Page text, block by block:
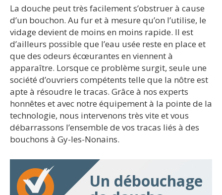
La douche peut très facilement s’obstruer à cause
d’un bouchon. Au fur et à mesure qu’on l’utilise, le
vidage devient de moins en moins rapide. Il est
d’ailleurs possible que l’eau usée reste en place et
que des odeurs écœurantes en viennent à
apparaître. Lorsque ce problème surgit, seule une
société d’ouvriers compétents telle que la nôtre est
apte à résoudre le tracas. Grâce à nos experts
honnêtes et avec notre équipement à la pointe de la
technologie, nous intervenons très vite et vous
débarrassons l’ensemble de vos tracas liés à des
bouchons à Gy-les-Nonains.
Un débouchage